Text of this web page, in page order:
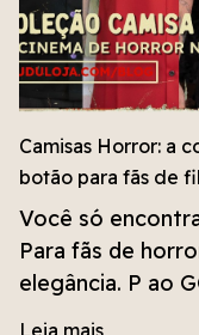
Camisas Horror: a
botão para fãs de
Você só
Para fãs de
elegância. P ao
Leia mais